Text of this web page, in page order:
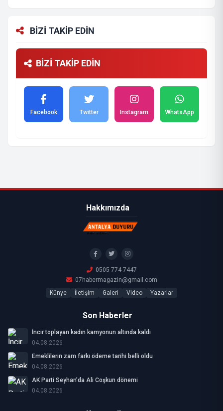
BİZİ TAKİP EDİN
BİZİ TAKİP EDİN
Facebook Twitter Instagram WhatsApp
Hakkımızda
0505 774 7447
07habermagazin@gmail.com
Künye
İletişim Galeri Video Yazarlar
Son Haberler
İncir toplayan kadın kamyonun altında kaldı
04.08.2026
Emeklilerin zam farkı ödeme tarihi belli oldu
04.08.2026
AK Parti Seyhan’da Ali Coşkun dönemi
04.08.2026